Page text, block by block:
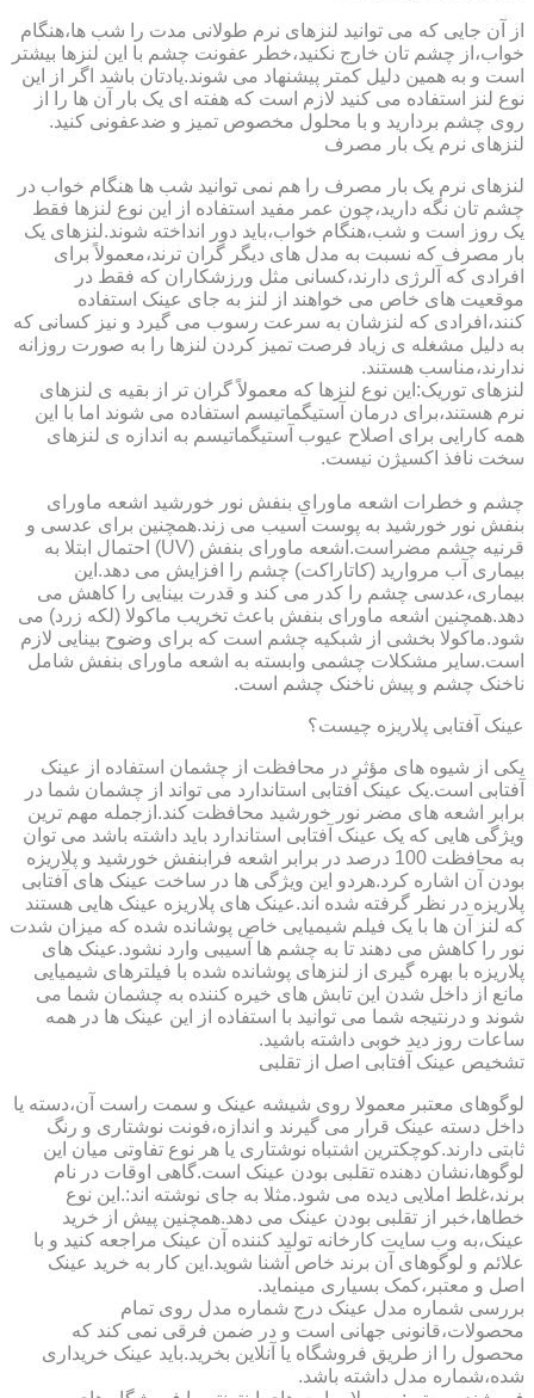
از آن جایی که می توانید لنزهای نرم طولانی مدت را شب ها،هنگام
خواب،از چشم تان خارج نکنید،خطر عفونت چشم با این لنزها بیشتر
است و به همین دلیل کمتر پیشنهاد می شوند.یادتان باشد اگر از این
نوع لنز استفاده می کنید لازم است که هفته ای یک بار آن ها را از
روی چشم بردارید و با محلول مخصوص تمیز و ضدعفونی کنید.
لنزهای نرم یک بار مصرف
لنزهای نرم یک بار مصرف را هم نمی توانید شب ها هنگام خواب در
چشم تان نگه دارید،چون عمر مفید استفاده از این نوع لنزها فقط
یک روز است و شب،هنگام خواب،باید دور انداخته شوند.لنزهای یک
بار مصرف که نسبت به مدل های دیگر گران ترند،معمولاً برای
افرادی که آلرژی دارند،کسانی مثل ورزشکاران که فقط در
موقعیت های خاص می خواهند از لنز به جای عینک استفاده
کنند،افرادی که لنزشان به سرعت رسوب می گیرد و نیز کسانی که
به دلیل مشغله ی زیاد فرصت تمیز کردن لنزها را به صورت روزانه
ندارند،مناسب هستند.
لنزهای توریک:این نوع لنزها که معمولاً گران تر از بقیه ی لنزهای
نرم هستند،برای درمان آستیگماتیسم استفاده می شوند اما با این
همه کارایی برای اصلاح عیوب آستیگماتیسم به اندازه ی لنزهای
سخت نافذ اکسیژن نیست.
چشم و خطرات اشعه ماورای بنفش نور خورشید اشعه ماورای
بنفش نور خورشید به پوست آسیب می زند.همچنین برای عدسی و
قرنیه چشم مضراست.اشعه ماورای بنفش (UV) احتمال ابتلا به
بیماری آب مروارید (کاتاراکت) چشم را افزایش می دهد.این
بیماری،عدسی چشم را کدر می کند و قدرت بینایی را کاهش می
دهد.همچنین اشعه ماورای بنفش باعث تخریب ماکولا (لکه زرد) می
شود.ماکولا بخشی از شبکیه چشم است که برای وضوح بینایی لازم
است.سایر مشکلات چشمی وابسته به اشعه ماورای بنفش شامل
ناخنک چشم و پیش ناخنک چشم است.
عینک آفتابی پلاریزه چیست؟
یکی از شیوه های مؤثر در محافظت از چشمان استفاده از عینک
آفتابی است.یک عینک آفتابی استاندارد می تواند از چشمان شما در
برابر اشعه های مضر نور خورشید محافظت کند.ازجمله مهم ترین
ویژگی هایی که یک عینک آفتابی استاندارد باید داشته باشد می توان
به محافظت 100 درصد در برابر اشعه فرابنفش خورشید و پلاریزه
بودن آن اشاره کرد.هردو این ویژگی ها در ساخت عینک های آفتابی
پلاریزه در نظر گرفته شده اند.عینک های پلاریزه عینک هایی هستند
که لنز آن ها با یک فیلم شیمیایی خاص پوشانده شده که میزان شدت
نور را کاهش می دهند تا به چشم ها آسیبی وارد نشود.عینک های
پلاریزه با بهره گیری از لنزهای پوشانده شده با فیلترهای شیمیایی
مانع از داخل شدن این تابش های خیره کننده به چشمان شما می
شوند و درنتیجه شما می توانید با استفاده از این عینک ها در همه
ساعات روز دید خوبی داشته باشید.
تشخیص عینک آفتابی اصل از تقلبی
لوگوهای معتبر معمولا روی شیشه عینک و سمت راست آن،دسته یا
داخل دسته عینک قرار می گیرند و اندازه،فونت نوشتاری و رنگ
ثابتی دارند.کوچکترین اشتباه نوشتاری یا هر نوع تفاوتی میان این
لوگوها،نشان دهنده تقلبی بودن عینک است.گاهی اوقات در نام
برند،غلط املایی دیده می شود.مثلا به جای نوشته اند:.این نوع
خطاها،خبر از تقلبی بودن عینک می دهد.همچنین پیش از خرید
عینک،به وب سایت کارخانه تولید کننده آن عینک مراجعه کنید و با
علائم و لوگوهای آن برند خاص آشنا شوید.این کار به خرید عینک
اصل و معتبر،کمک بسیاری مینماید.
بررسی شماره مدل عینک درج شماره مدل روی تمام
محصولات،قانونی جهانی است و در ضمن فرقی نمی کند که
محصول را از طریق فروشگاه یا آنلاین بخرید.باید عینک خریداری
شده،شماره مدل داشته باشد.